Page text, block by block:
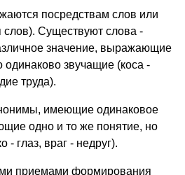
посредствам слов или
слов). Существуют слова -
значение, выражающие
одинаково звучащие (коса -
труда).
имеющие одинаковое
одно и то же понятие, но
- глаз, враг - недруг).
приемами формирования